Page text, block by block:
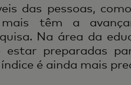
das pessoas,
mais têm a
Na área da
estar preparadas
é ainda mais